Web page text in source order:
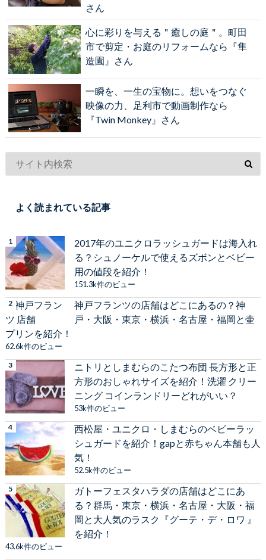
さん
心に彩りを与える＂癒しの庭＂。町田
市で剪定・お庭のリフォームなら『隼
造園』さん
一瞬を、一生の宝物に。想いをつなぐ
映像の力、足利市で動画制作なら
『Twin Monkey』さん
よく読まれている記事
2017年のユニクロラッシュガードは海入れ
る？シュノーケルで使えるズボンとベビー
用の値段を紹介！
151.3k件のビュー
神戸フランツの店舗はどこにあるの？神
戸・大阪・東京・横浜・名古屋・福岡と壷
プリンを紹介！
62.6k件のビュー
ニトリとしまむらのこたつ布団 長方形と正
方形のおしゃれサイズを紹介！洗濯 クリー
ニング コインランドリーどれがいい？
53k件のビュー
西松屋・ユニクロ・しまむらのベビーラッ
シュガードを紹介！gapと赤ちゃん本舗も人
気！
52.5k件のビュー
ガトーフェスタハラダの店舗はどこにあ
る？群馬・東京・横浜・名古屋・大阪・福
岡と大人気のラスク『グーテ・デ・ロワ 』
を紹介！
43.6k件のビュー